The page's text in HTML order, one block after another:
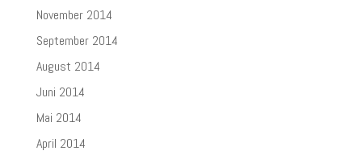
November 2014
September 2014
August 2014
Juni 2014
Mai 2014
April 2014